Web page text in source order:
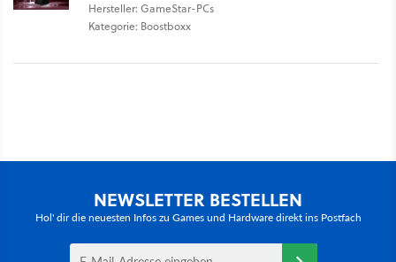
Hersteller: GameStar-PCs
Kategorie: Boostboxx
NEWSLETTER BESTELLEN
Hol' dir die neuesten Infos zu Games und Hardware direkt ins Postfach